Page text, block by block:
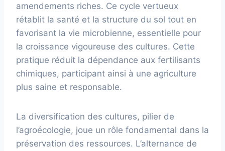
amendements riches. Ce cycle vertueux
rétablit la santé et la structure du sol tout en
favorisant la vie microbienne, essentielle pour
la croissance vigoureuse des cultures. Cette
pratique réduit la dépendance aux fertilisants
chimiques, participant ainsi à une agriculture
plus saine et responsable.
La diversification des cultures, pilier de
l’agroécologie, joue un rôle fondamental dans la
préservation des ressources. L’alternance de